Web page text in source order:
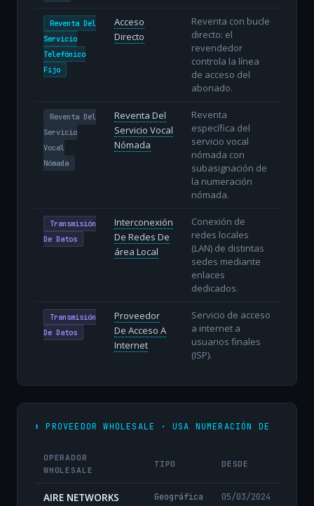
Reventa Del
Servicio
Telefónico
Fijo
Acceso
Directo
Reventa con bucle
directo: el
revendedor
controla la línea
de acceso del
abonado.
Reventa Del
Servicio
Vocal
Nómada
Reventa Del
Servicio Vocal
Nómada
Reventa
específica del
servicio vocal
nómada con
subasignación de
la numeración
nómada.
Transmisión
De Datos
Interconexión
De Redes De
área Local
Conexión de
redes locales
(LAN) de distintas
sedes mediante
enlaces
dedicados.
Transmisión
De Datos
Proveedor
De Acceso A
Internet
Servicio de acceso
a internet a
usuarios finales
(ISP).
⬆️ PROVEEDOR WHOLESALE · USA NUMERACIÓN DE
OPERADOR
WHOLESALE
TIPO DESDE
AIRE NETWORKS
Geográfica 05/03/2024